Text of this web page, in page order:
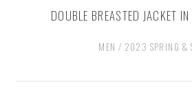
DOUBLE BREASTED JACKET
MEN / 2023 SPRING &